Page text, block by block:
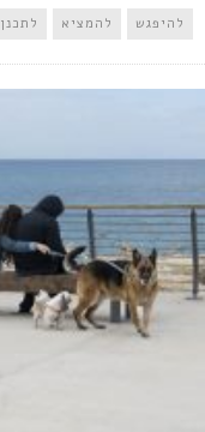
להיפגש להמציא לתכנן